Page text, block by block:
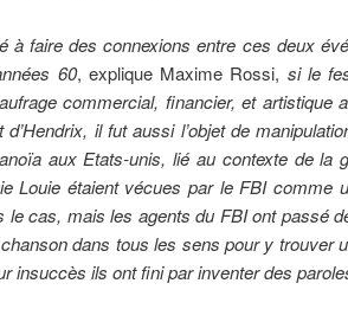
à faire des connexions entre ces deux
60, explique Maxime Rossi, si le
commercial, financier, et artistique
il fut aussi l’objet de
aux Etats-unis, lié au contexte de
Louie étaient vécues par le FBI comme
le cas, mais les agents du FBI ont passé
dans tous les sens pour y trouver
insuccès ils ont fini par inventer des